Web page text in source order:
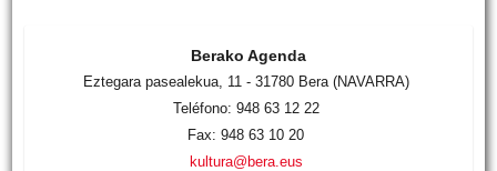
Berako Agenda
Eztegara pasealekua, 11 - 31780 Bera (NAVARRA)
Teléfono: 948 63 12 22
Fax: 948 63 10 20
kultura@bera.eus